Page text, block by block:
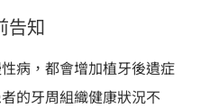
告知
病，都會增加植牙後遺症
的牙周組織健康狀況不